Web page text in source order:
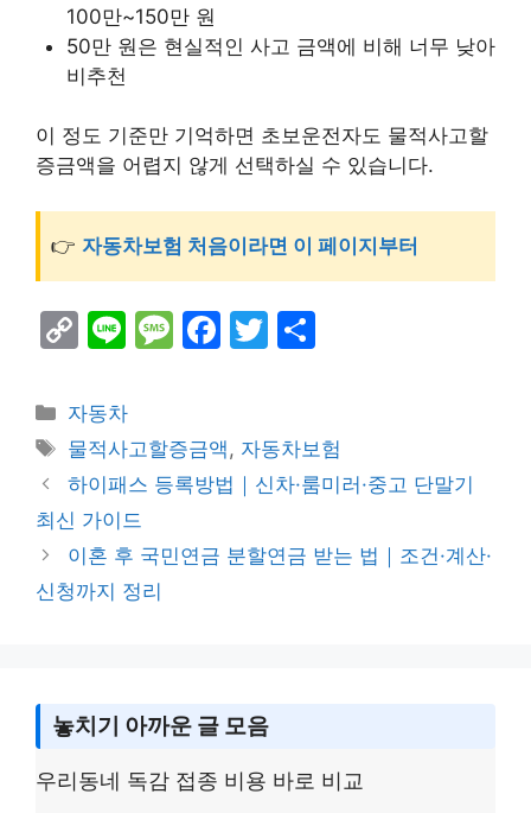
100만~150만 원
50만 원은 현실적인 사고 금액에 비해 너무 낮아
비추천
이 정도 기준만 기억하면 초보운전자도 물적사고할
증금액을 어렵지 않게 선택하실 수 있습니다.
👉 자동차보험 처음이라면 이 페이지부터
C
p
y
Li
n
k
Li
e
M
s
a
e
F
e
b
o
T
er e
Categories
자동차
Tags
물적사고할증금액, 자동차보험
하이패스 등록방법｜신차·룸미러·중고 단말기
최신 가이드
이혼 후 국민연금 분할연금 받는 법｜조건·계산·
신청까지 정리
놓치기 아까운 글 모음
우리동네 독감 접종 비용 바로 비교